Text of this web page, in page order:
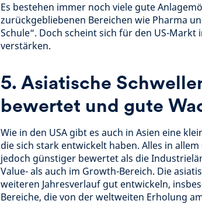
Es bestehen immer noch viele gute
zurückgebliebenen Bereichen wie Pharma
Schule“. Doch scheint sich für den US-
verstärken.
5. Asiatische
bewertet und gute
Wie in den USA gibt es auch in Asien eine
die sich stark entwickelt haben. Alles in
jedoch günstiger bewertet als die
Value- als auch im Growth-Bereich. Die
weiteren Jahresverlauf gut entwickeln,
Bereiche, die von der weltweiten Erholung